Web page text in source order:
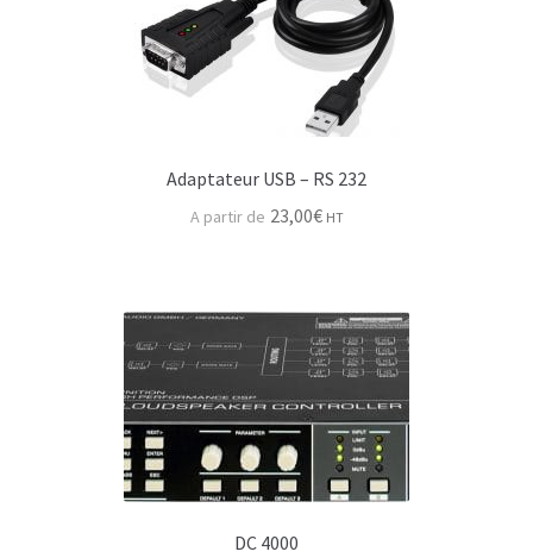
Amplificateurs audio
Dje-Amplificateurs
Ld System ampli
Ld system
Digico
Yamaha
Adaptateur USB – RS 232
23,00€ HT
DC 4000